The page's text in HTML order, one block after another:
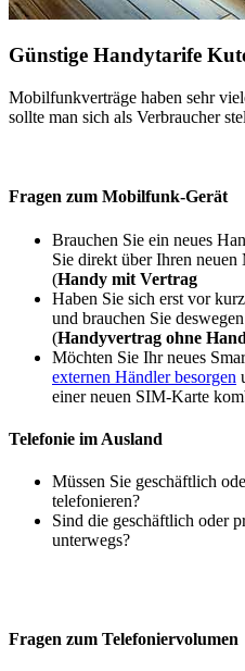
Günstige Handytarife
Mobilfunkverträge haben sehr
sollte man sich als Verbraucher
Fragen zum Mobilfunk-Gerät
Brauchen Sie ein neues
Sie direkt über Ihren
(Handy mit Vertrag
Haben Sie sich erst vor
und brauchen Sie
(Handyvertrag ohne
Möchten Sie Ihr neues
externen Händler besorgen
einer neuen SIM-Karte
Telefonie im Ausland
Müssen Sie geschäftlich
telefonieren?
Sind die geschäftlich oder
unterwegs?
Fragen zum Telefoniervolumen